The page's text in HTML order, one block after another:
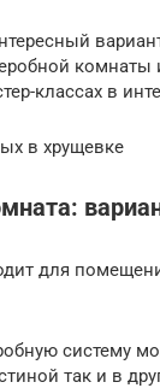
комнаты
классах в
в хрущевке
для
систему
так и в